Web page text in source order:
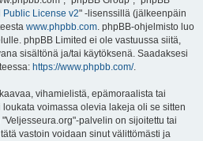
Public License v2" -lisenssillä (jälkeenpäin
www.phpbb.com. phpBB-ohjelmisto luo
phpBB Limited ei ole vastuussa siitä,
sisältönä ja/tai käytöksenä. Saadaksesi
https://www.phpbb.com/.
vihamielistä, epämoraalista tai
voimassa olevia lakeja oli se sitten
palvelin on sijoitettu tai
vastoin voidaan sinut välittömästi ja